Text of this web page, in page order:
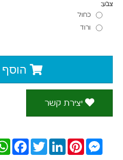
צבע:
כחול
ורוד
יצירת קשר
Facebook TwitterLinkedInPinterest
Messenger